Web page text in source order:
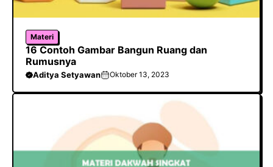
Materi
16 Contoh Gambar Bangun Ruang dan
Rumusnya
Aditya Setyawan Oktober 13, 2023